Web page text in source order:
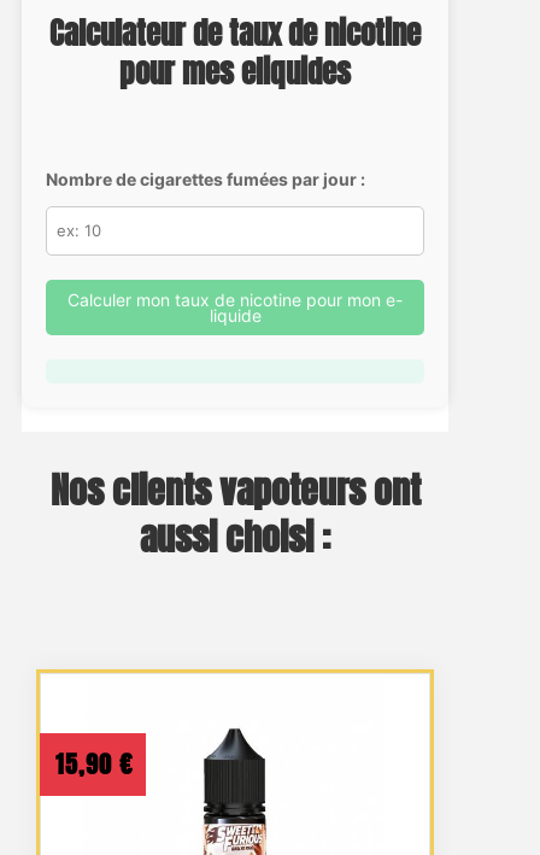
Calculateur de taux de nicotine
pour mes eliquides
Nombre de cigarettes fumées par jour :
Calculer mon taux de nicotine pour mon e-
liquide
Nos clients vapoteurs ont
aussi choisi :
15,90 €